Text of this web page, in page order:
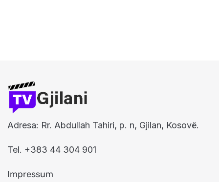
Adresa: Rr. Abdullah Tahiri, p. n, Gjilan, Kosovë.
Tel. +383 44 304 901
Impressum